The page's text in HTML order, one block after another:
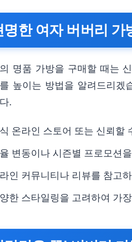
명한 여자 버버리 가
명품 가방을 구매할 때는
높이는 방법을 알려드리겠
.
온라인 스토어 또는 신뢰할
변동이나 시즌별 프로모션
인 커뮤니티나 리뷰를 참고
한 스타일링을 고려하여 가